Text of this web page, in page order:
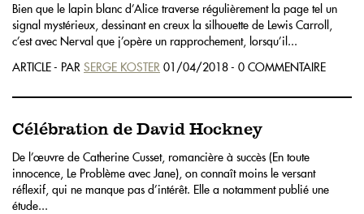
Bien que le lapin blanc d’Alice traverse régulièrement la page tel un
signal mystérieux, dessinant en creux la silhouette de Lewis Carroll,
c’est avec Nerval que j’opère un rapprochement, lorsqu’il...
ARTICLE - PAR SERGE KOSTER 01/04/2018 - 0 COMMENTAIRE
Célébration de David Hockney
De l’œuvre de Catherine Cusset, romancière à succès (En toute
innocence, Le Problème avec Jane), on connaît moins le versant
réflexif, qui ne manque pas d’intérêt. Elle a notamment publié une
étude...